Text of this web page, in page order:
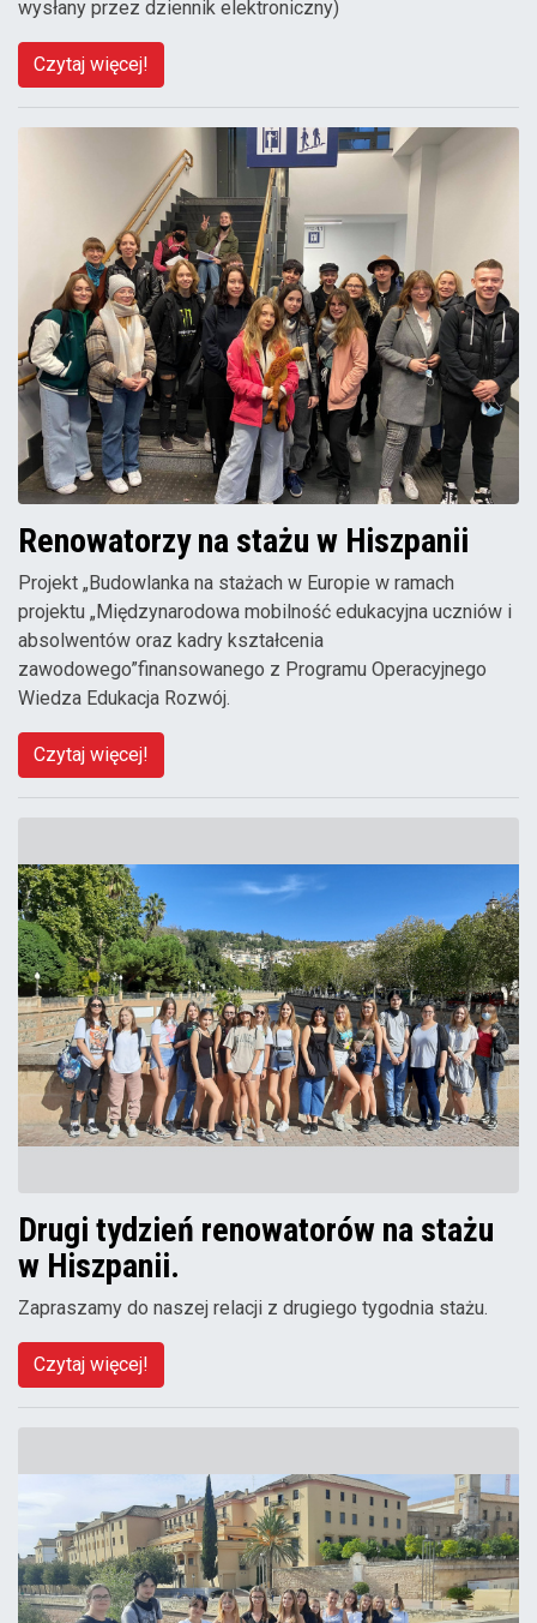
wysłany przez dziennik elektroniczny)
Czytaj więcej!
Renowatorzy na stażu w Hiszpanii
Projekt „Budowlanka na stażach w Europie w ramach
projektu „Międzynarodowa mobilność edukacyjna uczniów i
absolwentów oraz kadry kształcenia
zawodowego”finansowanego z Programu Operacyjnego
Wiedza Edukacja Rozwój.
Czytaj więcej!
Drugi tydzień renowatorów na stażu
w Hiszpanii.
Zapraszamy do naszej relacji z drugiego tygodnia stażu.
Czytaj więcej!